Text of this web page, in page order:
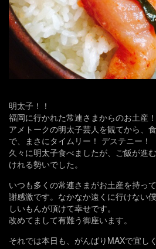
明太子！！
福岡に行かれた常連さまからのお土産！
アメトークの明太子芸人を観てから、
で、まさにタイムリー！ デステニー！
久々に明太子食べましたが、ご飯が進
けれる勢いでした。
いつも多くの常連さまがお土産を持っ
謝感激です。なかなか遠くに行けない
しいもんが頂けて幸せです。
改めてまして有難う御座います。
それでは本日も、がんばりMAXで宜し